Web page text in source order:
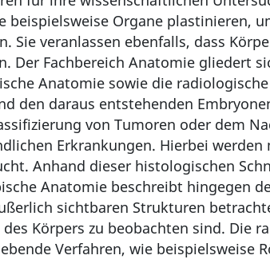
beispielsweise Organe plastinieren,
Sie veranlassen ebenfalls, dass
Der Fachbereich Anatomie gliedert
Anatomie sowie die
den daraus entstehenden
von Tumoren oder dem
Erkrankungen. Hierbei
Anhand dieser histologischen
Anatomie beschreibt hingegen
sichtbaren Strukturen
Körpers zu beobachten sind. Die
Verfahren, wie beispielsweise